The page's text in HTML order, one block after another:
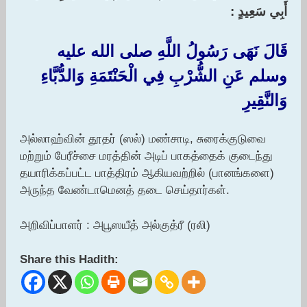
أَبِي سَعِيدٍ :‏ ‏
قَالَ نَهَى رَسُولُ اللَّهِ صلى الله عليه
وسلم عَنِ الشُّرْبِ فِي الْحَنْتَمَةِ وَالدُّبَّاءِ
وَالنَّقِيرِ
அல்லாஹ்வின் தூதர் (ஸல்) மண்சாடி, சுரைக்குடுவை
மற்றும் பேரீச்சை மரத்தின் அடிப் பாகத்தைக் குடைந்து
தயாரிக்கப்பட்ட பாத்திரம் ஆகியவற்றில் (பானங்களை)
அருந்த வேண்டாமெனத் தடை செய்தார்கள்.
அறிவிப்பாளர் : அபூஸயீத் அல்குத்ரீ (ரலி)
Share this Hadith: